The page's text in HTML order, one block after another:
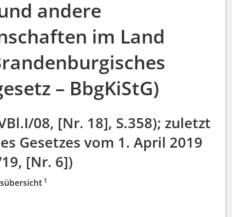
andere
im Land
– BbgKiStG)
08, [Nr. 18], S.358); zuletzt
Gesetzes vom 1. April 2019
[Nr. 6])
1